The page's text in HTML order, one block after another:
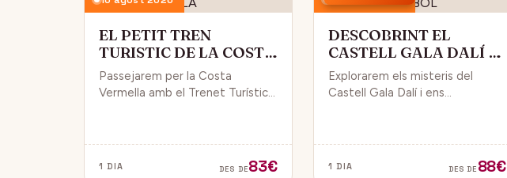
EL PETIT TREN
TURISTIC DE LA COSTA
VERMELLA
Passejarem per la Costa
Vermella amb el Trenet Turístic,
vistes de la Mar Mediterrània.
1 DIA DES DE83€
DESCOBRINT EL
CASTELL GALA DALÍ A
PÚBOL
Explorarem els misteris del
Castell Gala Dalí i ens
de Dalí.
1 DIA DES DE 88€